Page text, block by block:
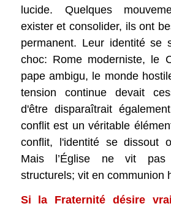
lucide. Quelques
exister et consolider, ils ont
permanent. Leur identité se
choc: Rome moderniste, le
pape ambigu, le monde
tension continue devait
d'être disparaîtrait
conflit est un véritable
conflit, l'identité se dissout
Mais l’Église ne vit pas
structurels; vit en communion
Si la Fraternité désire